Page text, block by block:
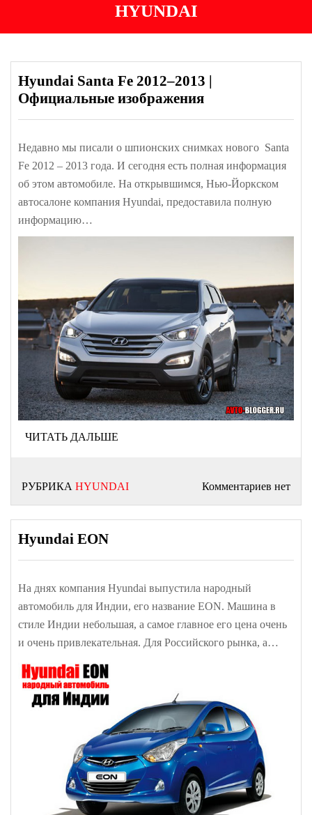
HYUNDAI
Hyundai Santa Fe 2012–2013 |
Официальные изображения
Недавно мы писали о шпионских снимках нового Santa
Fe 2012 – 2013 года. И сегодня есть полная информация
об этом автомобиле. На открывшимся, Нью-Йоркском
автосалоне компания Hyundai, предоставила полную
информацию…
ЧИТАТЬ ДАЛЬШЕ
РУБРИКА HYUNDAI Комментариев нет
Hyundai EON
На днях компания Hyundai выпустила народный
автомобиль для Индии, его название EON. Машина в
стиле Индии небольшая, а самое главное его цена очень
и очень привлекательная. Для Российского рынка, а…